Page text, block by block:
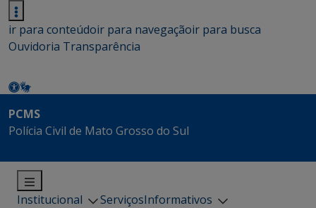
ir para conteúdoir para navegaçãoir para busca
Ouvidoria Transparência
PCMS
Polícia Civil de Mato Grosso do Sul
Institucional ServiçosInformativos